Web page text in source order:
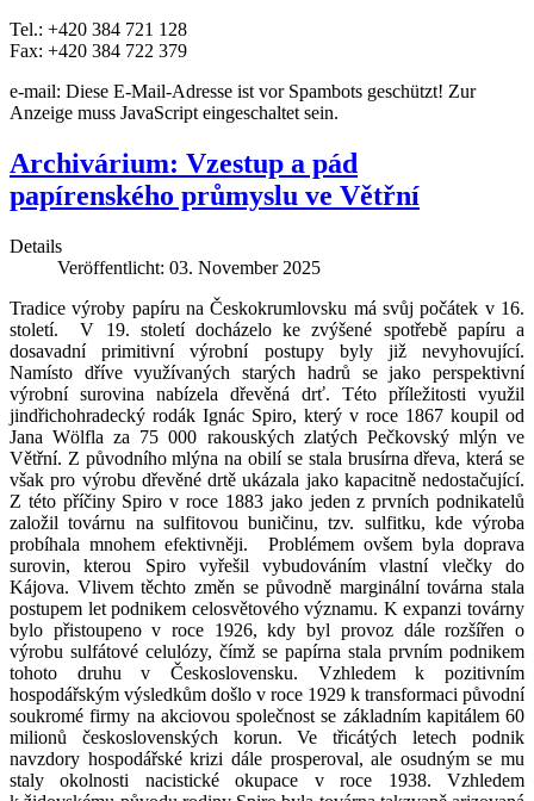
Tel.: +420 384 721 128
Fax: +420 384 722 379
e-mail: Diese E-Mail-Adresse ist vor Spambots geschützt! Zur
Anzeige muss JavaScript eingeschaltet sein.
Archivárium: Vzestup a pád
papírenského průmyslu ve Větřní
Details
Veröffentlicht: 03. November 2025
Tradice výroby papíru na Českokrumlovsku má svůj počátek v 16.
století.
V 19. století docházelo ke zvýšené spotřebě papíru a
dosavadní primitivní výrobní postupy byly již nevyhovující.
Namísto dříve využívaných starých hadrů se jako perspektivní
výrobní surovina nabízela dřevěná drť. Této příležitosti využil
jindřichohradecký rodák Ignác Spiro, který v roce 1867 koupil od
Jana Wölfla za 75 000 rakouských zlatých Pečkovský mlýn ve
Větřní. Z původního mlýna na obilí se stala brusírna dřeva, která se
však pro výrobu dřevěné drtě ukázala jako kapacitně nedostačující.
Z této příčiny Spiro v roce 1883 jako jeden z prvních podnikatelů
založil továrnu na sulfitovou buničinu, tzv. sulfitku, kde výroba
probíhala mnohem efektivněji.
Problémem ovšem byla doprava
surovin, kterou Spiro vyřešil vybudováním vlastní vlečky do
Kájova. Vlivem těchto změn se původně marginální továrna stala
postupem let podnikem celosvětového významu. K expanzi továrny
bylo přistoupeno v roce 1926, kdy byl provoz dále rozšířen o
výrobu sulfátové celulózy, čímž se papírna stala prvním podnikem
tohoto druhu v Československu. Vzhledem k pozitivním
hospodářským výsledkům došlo v roce 1929 k transformaci původní
soukromé firmy na akciovou společnost se základním kapitálem 60
milionů československých korun. Ve třicátých letech podnik
navzdory hospodářské krizi dále prosperoval, ale osudným se mu
staly okolnosti nacistické okupace v roce 1938. Vzhledem